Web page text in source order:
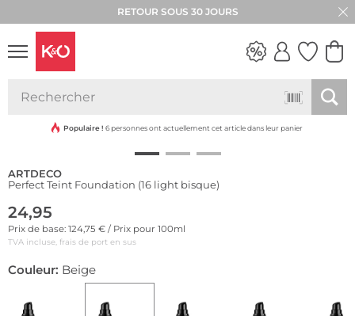
RETOUR SOUS 30 JOURS
VIBES
Populaire ! 6 personnes ont actuellement cet article dans leur panier
ARTDECO
Perfect Teint Foundation (16 light bisque)
24,95
Prix de base: 124,75 € / Prix pour 100ml
TVA incluse, frais de port en sus
Couleur: Beige